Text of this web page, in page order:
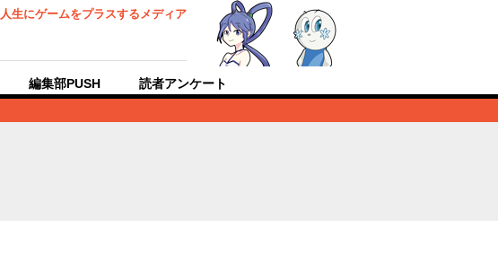
人生にゲームをプラスするメディア
編集部PUSH 読者アンケート